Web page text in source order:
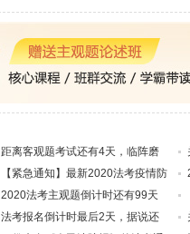
距离客观题考试还有4天，临阵磨
【紧急通知】最新2020法考疫情防
2020法考主观题倒计时还有99天
法考报名倒计时最后2天，据说还